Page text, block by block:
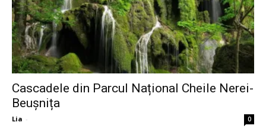
Cascadele din Parcul Național Cheile Nerei-
Beușnița
Lia - 0